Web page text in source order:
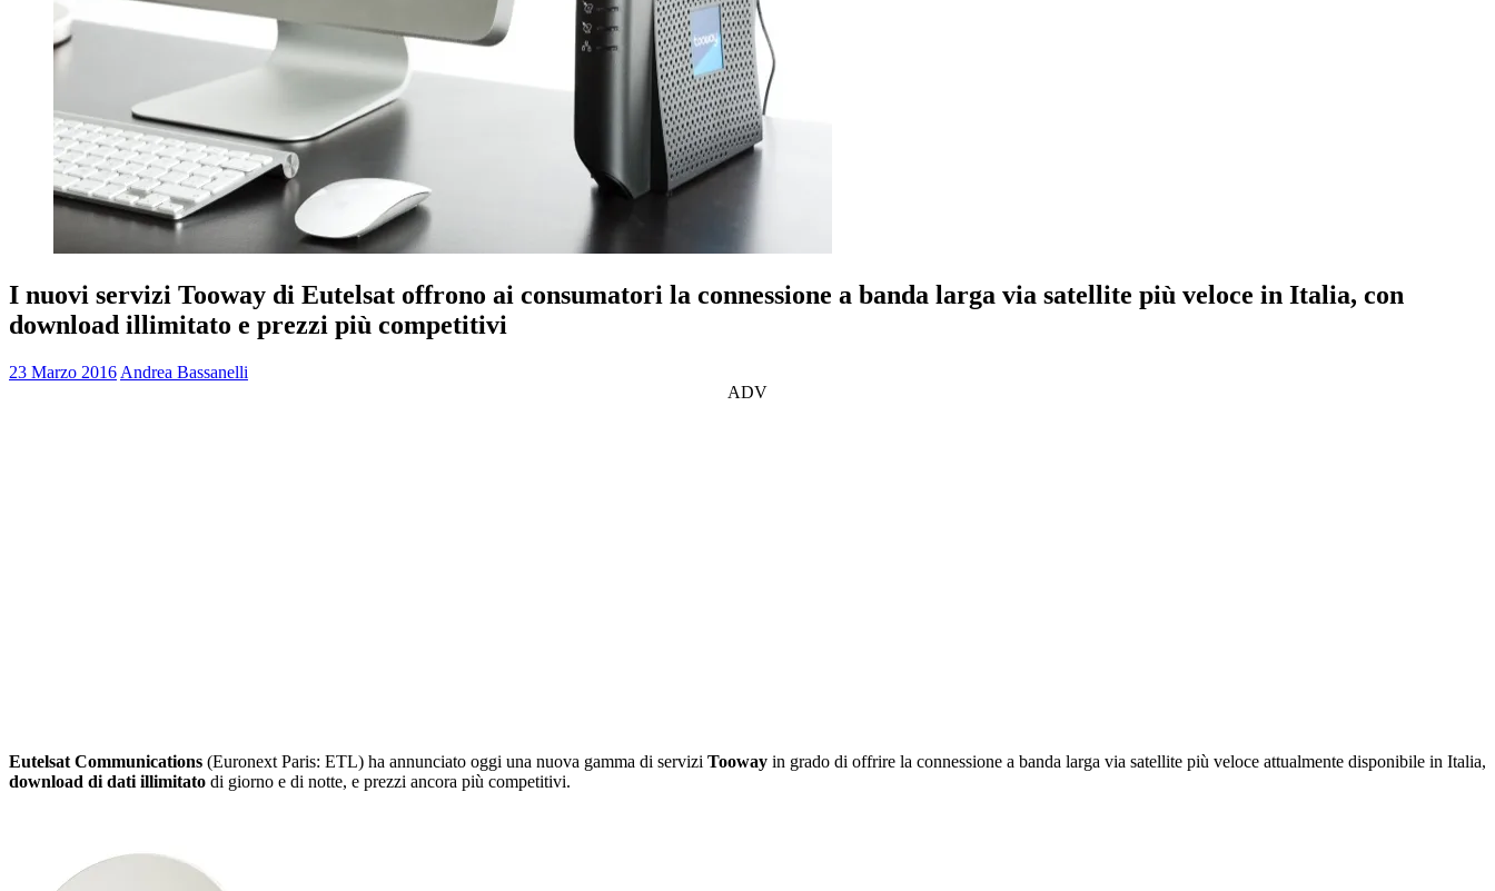
I nuovi servizi Tooway di Eutelsat offrono ai consumatori la connessione a banda larga via satellite più veloce in Italia, con
download illimitato e prezzi più competitivi
23 Marzo 2016 Andrea Bassanelli
ADV
Eutelsat Communications (Euronext Paris: ETL) ha annunciato oggi una nuova gamma di servizi Tooway in grado di offrire la connessione a banda larga via satellite più veloce attualmente disponibile in Italia,
download di dati illimitato di giorno e di notte, e prezzi ancora più competitivi.